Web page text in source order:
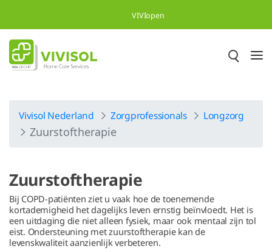
VIVIopen
Vivisol Nederland Zorgprofessionals Longzorg
Zuurstoftherapie
Zuurstoftherapie
Bij COPD-patiënten ziet u vaak hoe de toenemende
kortademigheid het dagelijks leven ernstig beïnvloedt. Het is
een uitdaging die niet alleen fysiek, maar ook mentaal zijn tol
eist. Ondersteuning met zuurstoftherapie kan de
levenskwaliteit aanzienlijk verbeteren.